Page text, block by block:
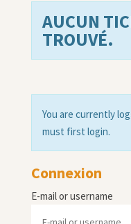
AUCUN
TROUVÉ.
You are currently
must first login.
Connexion
E-mail or username